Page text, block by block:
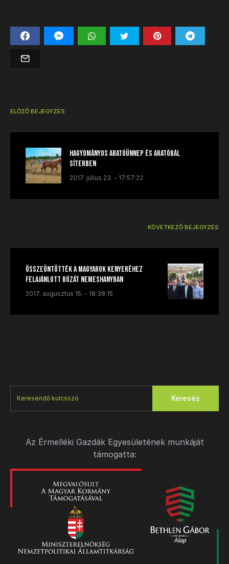
ELŐZŐ BEJEGYZÉS
Hagyományos aratóünnep és aratóbál
Síterben
2017. július 23. - 17:57:22
KÖVETKEZŐ BEJEGYZÉS
Összeöntötték a Magyarok Kenyeréhez
felajánlott búzát Nemeshanyban
2017. augusztus 15. - 18:38:15
Keresés
Az Érmelléki Gazdák Egyesületének munkáját
támogatta: